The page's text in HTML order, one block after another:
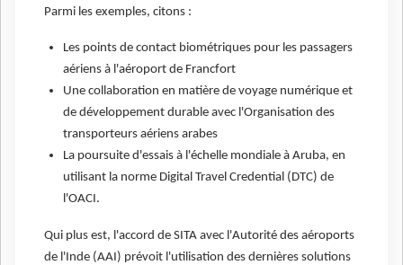
Parmi les exemples, citons :
Les points de contact biométriques pour les passagers
aériens à l'aéroport de Francfort
Une collaboration en matière de voyage numérique et
de développement durable avec l'Organisation des
transporteurs aériens arabes
La poursuite d'essais à l'échelle mondiale à Aruba, en
utilisant la norme Digital Travel Credential (DTC) de
l'OACI.
Qui plus est, l'accord de SITA avec l'Autorité des aéroports
de l'Inde (AAI) prévoit l'utilisation des dernières solutions